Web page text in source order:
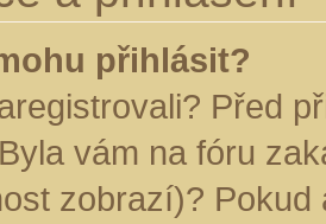
přihlásit?
Před
vám na fóru
zobrazí)?